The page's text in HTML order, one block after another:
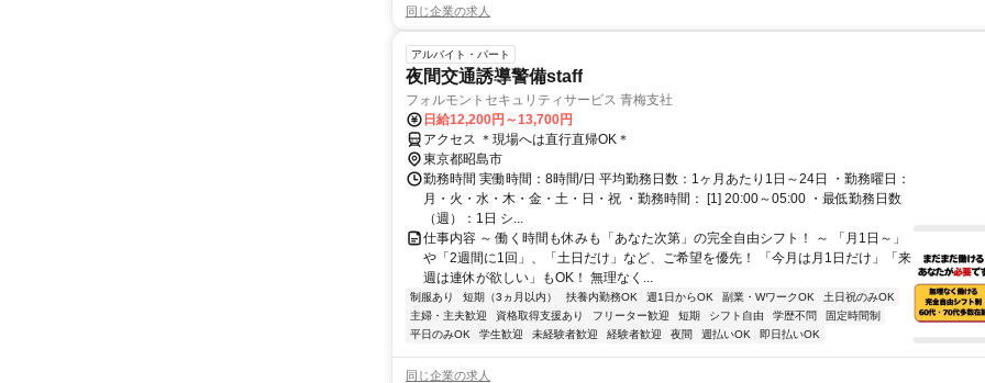
同じ企業の求人
アルバイト・パート
夜間交通誘導警備staff
フォルモントセキュリティサービス 青梅支社
日給12,200円～13,700円
アクセス ＊現場へは直行直帰OK＊
東京都昭島市
勤務時間 実働時間：8時間/日 平均勤務日数：1ヶ月あたり1日～24日 ・勤務曜日：
月・火・水・木・金・土・日・祝 ・勤務時間： [1] 20:00～05:00 ・最低勤務日数
（週）：1日 シ...
仕事内容 ～ 働く時間も休みも「あなた次第」の完全自由シフト！ ～ 「月1日～」
や「2週間に1回」、「土日だけ」など、ご希望を優先！ 「今月は月1日だけ」「来
週は連休が欲しい」もOK！ 無理なく...
制服あり 短期（3ヵ月以内） 扶養内勤務OK 週1日からOK 副業・WワークOK
土日祝のみOK
主婦・主夫歓迎
資格取得支援あり フリーター歓迎 短期 シフト自由 学歴不問
固定時間制
平日のみOK
学生歓迎 未経験者歓迎 経験者歓迎 夜間 週払いOK 即日払いOK
同じ企業の求人